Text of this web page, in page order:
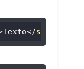
Texto</span